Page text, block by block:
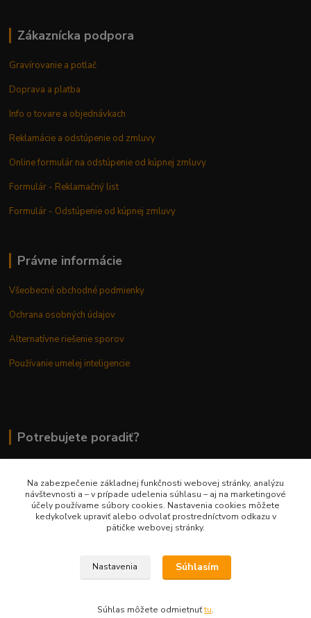
Zákaznícka podpora
Gravírovanie a potlač
Doprava a platba
Info o tovare a objednávkach
Reklamácie a odstúpenie od zmluvy
Online formulár na odstúpenie od kúpnej zmluvy
Formulár - Reklamačný list
Formulár - Odstúpenie od kúpnej zmluvy
Právne informácie
Všeobecné obchodné podmienky
Ochrana osobných údajov
Alternatívne riešenie sporov
Používanie umelej inteligencie
Potrebujete poradiť?
0948 236 042
info@margaretkashop.sk
Na zabezpečenie základnej funkčnosti webovej stránky, analýzu
návštevnosti a – v prípade udelenia súhlasu – aj na marketingové
účely používame súbory cookies. Nastavenia cookies môžete
kedykoľvek upraviť alebo odvolať prostredníctvom odkazu v
pätičke webovej stránky.
Nastavenia Súhlasím
Súhlas môžete odmietnuťtu.